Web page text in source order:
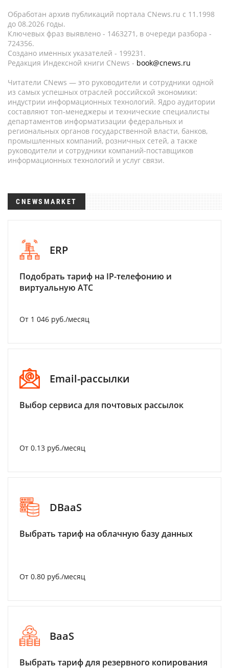
Обработан архив публикаций портала CNews.ru c 11.1998
до 08.2026 годы.
Ключевых фраз выявлено - 1463271, в очереди разбора -
724356.
Создано именных указателей - 199231.
Редакция Индексной книги CNews - book@cnews.ru
Читатели CNews — это руководители и сотрудники одной
из самых успешных отраслей российской экономики:
индустрии информационных технологий. Ядро аудитории
составляют топ-менеджеры и технические специалисты
департаментов информатизации федеральных и
региональных органов государственной власти, банков,
промышленных компаний, розничных сетей, а также
руководители и сотрудники компаний-поставщиков
информационных технологий и услуг связи.
CNEWSMARKET
ERP
Подобрать тариф на IP-телефонию и
виртуальную АТС
От 1 046 руб./месяц
Email-рассылки
Выбор сервиса для почтовых рассылок
От 0.13 руб./месяц
DBaaS
Выбрать тариф на облачную базу данных
От 0.80 руб./месяц
BaaS
Выбрать тариф для резервного копирования